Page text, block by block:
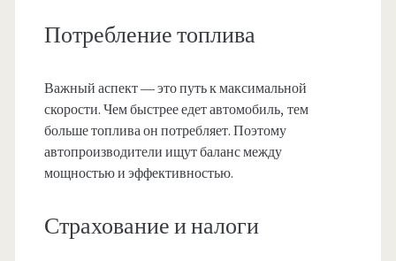
Потребление топлива
Важный аспект — это путь к максимальной
скорости. Чем быстрее едет автомобиль, тем
больше топлива он потребляет. Поэтому
автопроизводители ищут баланс между
мощностью и эффективностью.
Страхование и налоги